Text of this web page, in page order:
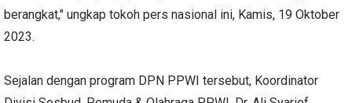
berangkat," ungkap tokoh pers nasional ini, Kamis, 19 Oktober
2023.
Sejalan dengan program DPN PPWI tersebut, Koordinator